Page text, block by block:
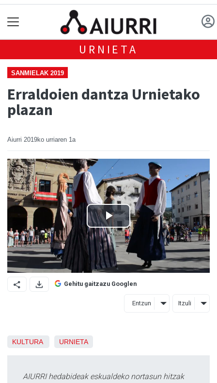
URNIETA
SANMIELAK 2019
Erraldoien dantza Urnietako
plazan
Aiurri 2019ko urriaren 1a
Gehitu gaitzazu Googlen
Entzun Itzuli
KULTURA URNIETA
AIURRI hedabideak eskualdeko nortasun hitzak